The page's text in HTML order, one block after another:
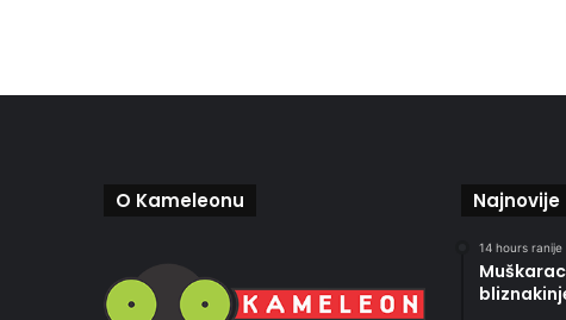
O Kameleonu Najnovije
14 hours ranije